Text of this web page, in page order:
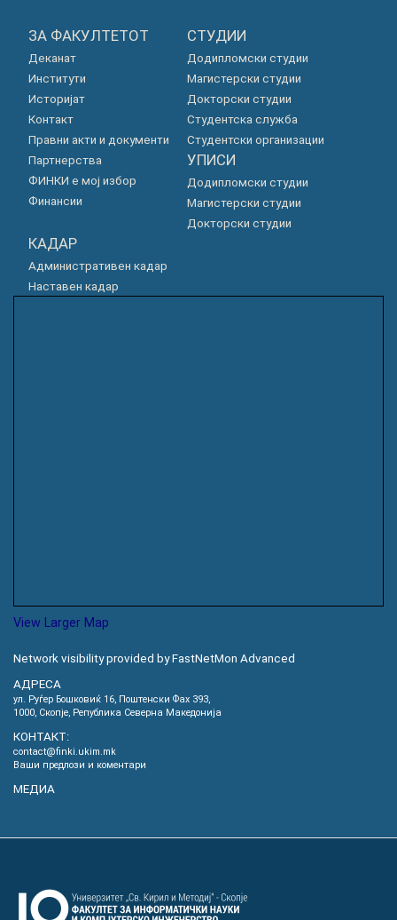
ЗА ФАКУЛТЕТОТ
Деканат
Институти
Историјат
Контакт
Правни акти и документи
Партнерства
ФИНКИ е мој избор
Финансии
СТУДИИ
Додипломски студии
Магистерски студии
Докторски студии
Студентска служба
Студентски организации
УПИСИ
Додипломски студии
Магистерски студии
Докторски студии
КАДАР
Административен кадар
Наставен кадар
View Larger Map
Network visibility provided by FastNetMon Advanced
АДРЕСА
ул. Руѓер Бошковиќ 16, Пoштенски Фах 393,
1000, Скопје, Република Северна Македонија
КОНТАКТ:
contact@finki.ukim.mk
Ваши предлози и коментари
МЕДИА